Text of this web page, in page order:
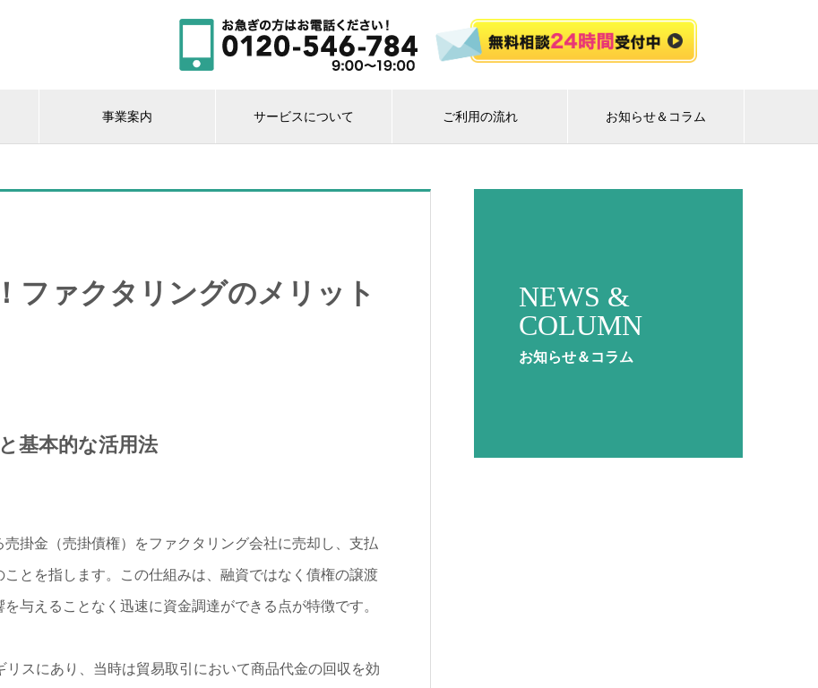
事業案内 サービスについて ご利用の流れ お知らせ＆コラム
NEWS &
COLUMN
お知らせ＆コラム
ファクタリングのメリット
基本的な活用法
掛金（売掛債権）をファクタリング会社に売却し、支払
とを指します。この仕組みは、融資ではなく債権の譲渡
与えることなく迅速に資金調達ができる点が特徴です。
スにあり、当時は貿易取引において商品代金の回収を効